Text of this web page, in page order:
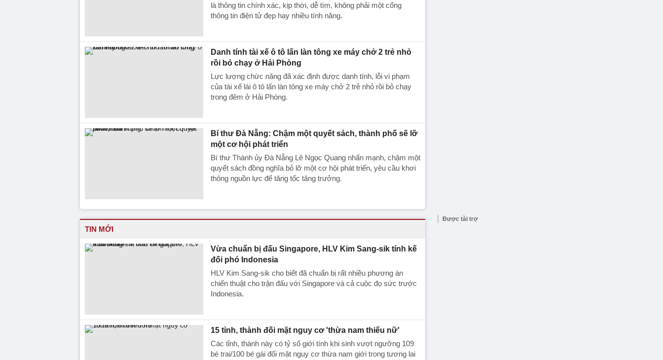
là thông tin chính xác, kịp thời, dễ tìm, không phải một cổng
thông tin điện tử đẹp hay nhiều tính năng.
Danh tính tài xế ô tô lấn làn tông xe máy chở 2 trẻ nhỏ
rồi bỏ chạy ở Hải Phòng
Lực lượng chức năng đã xác định được danh tính, lỗi vi phạm
của tài xế lái ô tô lấn làn tông xe máy chở 2 trẻ nhỏ rồi bỏ chạy
trong đêm ở Hải Phòng.
Bí thư Đà Nẵng: Chậm một quyết sách, thành phố sẽ lỡ
một cơ hội phát triển
Bí thư Thành ủy Đà Nẵng Lê Ngọc Quang nhấn mạnh, chậm một
quyết sách đồng nghĩa bỏ lỡ một cơ hội phát triển, yêu cầu khơi
thông nguồn lực để tăng tốc tăng trưởng.
TIN MỚI
Vừa chuẩn bị đấu Singapore, HLV Kim Sang-sik tính kế
đối phó Indonesia
HLV Kim Sang-sik cho biết đã chuẩn bị rất nhiều phương án
chiến thuật cho trận đấu với Singapore và cả cuộc đọ sức trước
Indonesia.
15 tỉnh, thành đối mặt nguy cơ 'thừa nam thiếu nữ'
Các tỉnh, thành này có tỷ số giới tính khi sinh vượt ngưỡng 109
bé trai/100 bé gái đối mặt nguy cơ thừa nam giới trong tương lai
Được tài trợ